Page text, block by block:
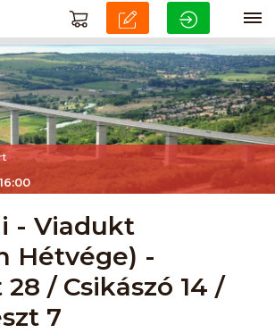
- Viadukt
Hétvége) -
/ Csikászó 14 /
7